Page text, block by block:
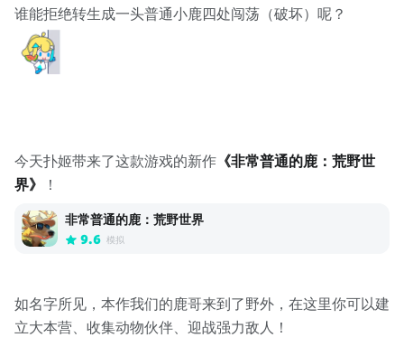
谁能拒绝转生成一头普通小鹿四处闯荡（破坏）呢？
今天扑姬带来了这款游戏的新作 《非常普通的鹿：荒野世
界》
！
非常普通的鹿：荒野世界
9.6 模拟
如名字所见，本作我们的鹿哥来到了野外，在这里你可以建
立大本营、收集动物伙伴、迎战强力敌人！